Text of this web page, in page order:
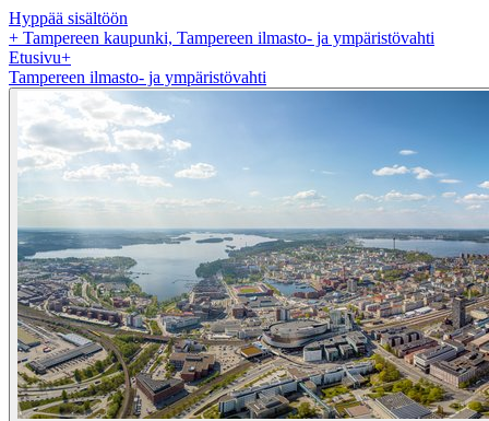
Hyppää sisältöön
+ Tampereen kaupunki, Tampereen ilmasto- ja ympäristövahti
Etusivu+
Tampereen ilmasto- ja ympäristövahti